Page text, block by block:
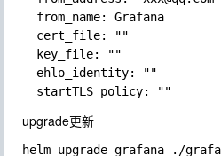
  from_name: Grafana
  cert_file: ""
  key_file: ""
  ehlo_identity: ""
upgrade更新